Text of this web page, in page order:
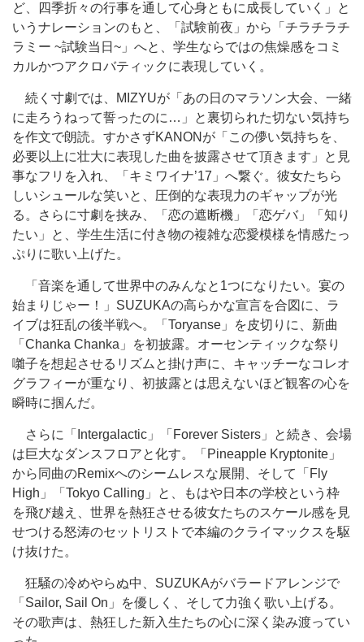
ど、四季折々の行事を通して心身ともに成長していく」と
いうナレーションのもと、「試験前夜」から「チラチラチ
ラミー ~試験当日~」へと、学生ならではの焦燥感をコミ
カルかつアクロバティックに表現していく。
続く寸劇では、MIZYUが「あの日のマラソン大会、一緒
に走ろうねって誓ったのに…」と裏切られた切ない気持ち
を作文で朗読。すかさずKANONが「この儚い気持ちを、
必要以上に壮大に表現した曲を披露させて頂きます」と見
事なフリを入れ、「キミワイナ’17」へ繋ぐ。彼女たちら
しいシュールな笑いと、圧倒的な表現力のギャップが光
る。さらに寸劇を挟み、「恋の遮断機」「恋ゲバ」「知り
たい」と、学生生活に付き物の複雑な恋愛模様を情感たっ
ぷりに歌い上げた。
「音楽を通して世界中のみんなと1つになりたい。宴の
始まりじゃー！」SUZUKAの高らかな宣言を合図に、ラ
イブは狂乱の後半戦へ。「Toryanse」を皮切りに、新曲
「Chanka Chanka」を初披露。オーセンティックな祭り
囃子を想起させるリズムと掛け声に、キャッチーなコレオ
グラフィーが重なり、初披露とは思えないほど観客の心を
瞬時に掴んだ。
さらに「Intergalactic」「Forever Sisters」と続き、会場
は巨大なダンスフロアと化す。「Pineapple Kryptonite」
から同曲のRemixへのシームレスな展開、そして「Fly
High」「Tokyo Calling」と、もはや日本の学校という枠
を飛び越え、世界を熱狂させる彼女たちのスケール感を見
せつける怒涛のセットリストで本編のクライマックスを駆
け抜けた。
狂騒の冷めやらぬ中、SUZUKAがバラードアレンジで
「Sailor, Sail On」を優しく、そして力強く歌い上げる。
その歌声は、熱狂した新入生たちの心に深く染み渡ってい